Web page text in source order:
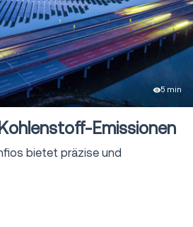
5 min
Emissionen
bietet präzise und